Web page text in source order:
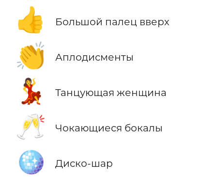
👍 Большой палец вверх
👏 Аплодисменты
💃 Танцующая женщина
🥂 Чокающиеся бокалы
🪩 Диско-шар